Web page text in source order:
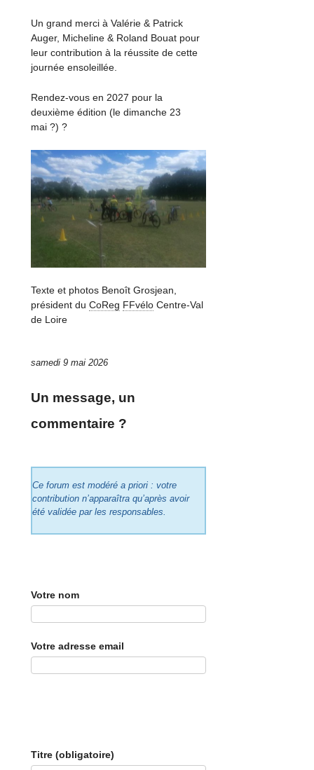
Un grand merci à Valérie & Patrick
Auger, Micheline & Roland Bouat pour
leur contribution à la réussite de cette
journée ensoleillée.
Rendez-vous en 2027 pour la
deuxième édition (le dimanche 23
mai ?) ?
Texte et photos Benoît Grosjean,
président duCoReg FFvélo Centre-Val
de Loire
samedi 9 mai 2026
Un message, un
commentaire ?
Ce forum est modéré a priori : votre
contribution n’apparaîtra qu’après avoir
été validée par les responsables.
Votre nom
Votre adresse email
Titre (obligatoire)